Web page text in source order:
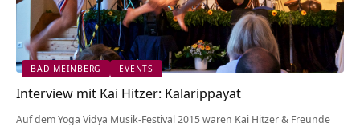
BAD MEINBERG EVENTS
Interview mit Kai Hitzer: Kalarippayat
Auf dem Yoga Vidya Musik-Festival 2015 waren Kai Hitzer & Freunde